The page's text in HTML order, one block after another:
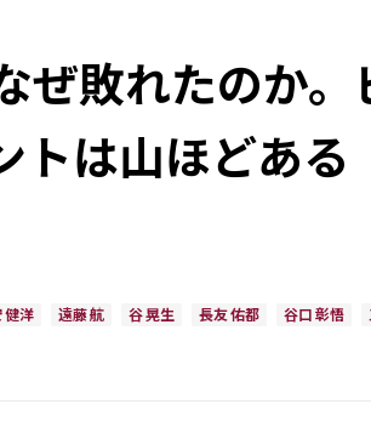
ぜ敗れたのか。
トは山ほどある
健洋 遠藤 航 谷 晃生 長友 佑都 谷口 彰悟